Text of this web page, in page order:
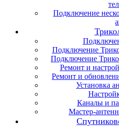
Подключение
Подключение
Подключение
Ремонт и
Ремонт и
Установка
Каналы и
Мастер-